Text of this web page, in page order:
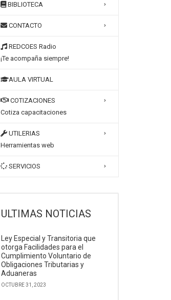
BIBLIOTECA
CONTACTO
REDCOES Radio
¡Te acompaña siempre!
AULA VIRTUAL
COTIZACIONES
Cotiza capacitaciones
UTILERIAS
Herramientas web
SERVICIOS
ULTIMAS NOTICIAS
Ley Especial y Transitoria que
otorga Facilidades para el
Cumplimiento Voluntario de
Obligaciones Tributarias y
Aduaneras
OCTUBRE 31, 2023